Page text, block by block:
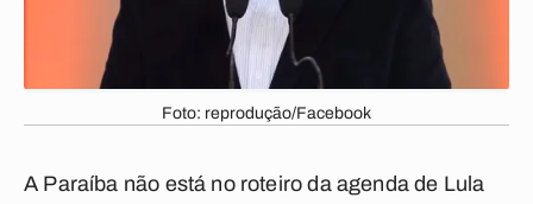
Foto: reprodução/Facebook
A Paraíba não está no roteiro da agenda de Lula